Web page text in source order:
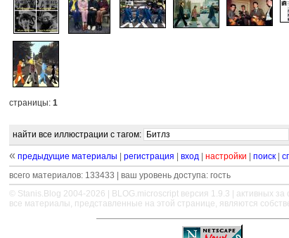
страницы: 1
найти все иллюстрации с тагом:
« предыдущие материалы регистрация вход настройки поиск
всего материалов: 133433 | ваш уровень доступа: гость
© Stanis.Blog 2004-2026 |
BLOG.microscript версия 1.9.3 | активных за
все материалы, представленные на этой странице, являются
—————————————————